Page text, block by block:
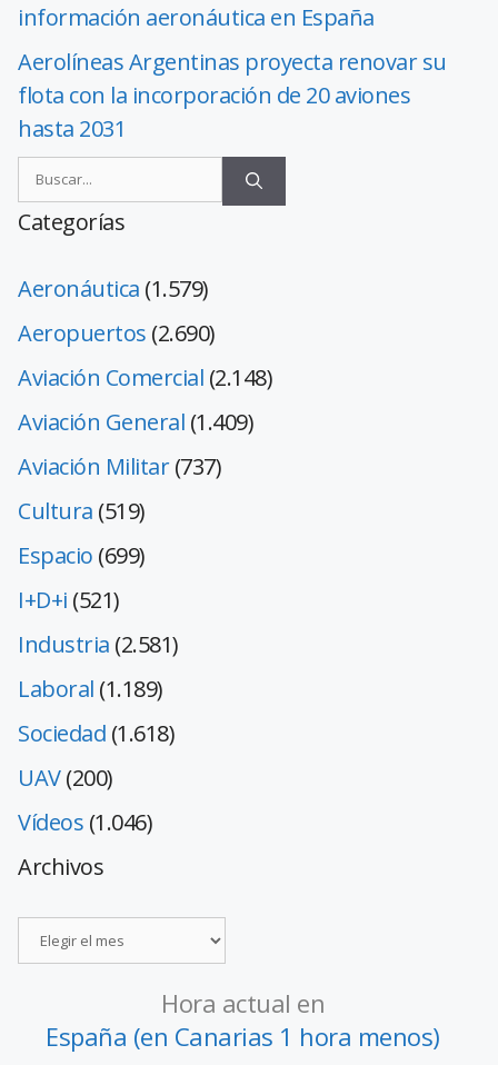
información aeronáutica en España
Aerolíneas Argentinas proyecta renovar su
flota con la incorporación de 20 aviones
hasta 2031
Categorías
Aeronáutica (1.579)
Aeropuertos (2.690)
Aviación Comercial (2.148)
Aviación General (1.409)
Aviación Militar(737)
Cultura (519)
Espacio (699)
I+D+i (521)
Industria (2.581)
Laboral (1.189)
Sociedad (1.618)
UAV(200)
Vídeos (1.046)
Archivos
Hora actual en
España (en Canarias 1 hora menos)